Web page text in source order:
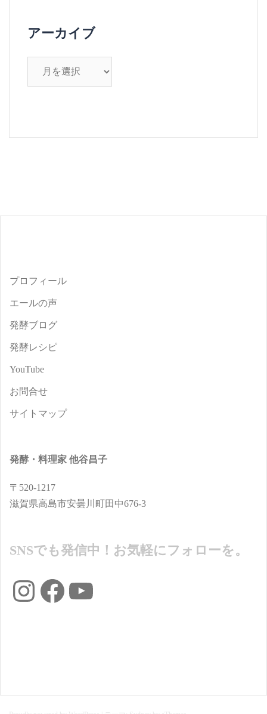
アーカイブ
プロフィール
エールの声
発酵ブログ
発酵レシピ
YouTube
お問合せ
サイトマップ
発酵・料理家 他谷昌子
〒520-1217
滋賀県高島市安曇川町田中676-3
SNSでも発信中！お気軽にフォローを。
InstagramFacebookYouTube